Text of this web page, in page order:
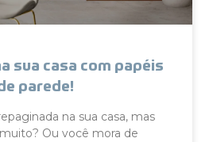
sua casa com papéis
parede!
na sua casa, mas
Ou você mora de